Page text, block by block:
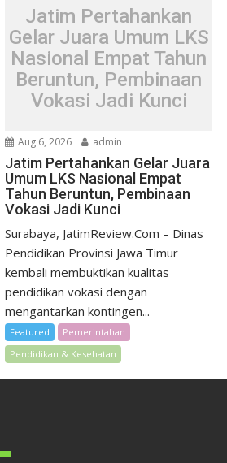
Jatim Pertahankan
Gelar Juara Umum LKS
Nasional Empat Tahun
Beruntun, Pembinaan
Vokasi Jadi Kunci
Aug 6, 2026 admin
Jatim Pertahankan Gelar Juara
Umum LKS Nasional Empat
Tahun Beruntun, Pembinaan
Vokasi Jadi Kunci
Surabaya, JatimReview.Com – Dinas
Pendidikan Provinsi Jawa Timur
kembali membuktikan kualitas
pendidikan vokasi dengan
mengantarkan kontingen...
Featured
Pemerintahan
Pendidikan & Kesehatan